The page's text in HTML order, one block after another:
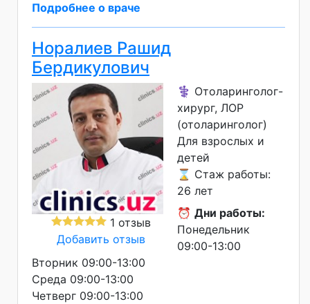
Подробнее о враче
Норалиев Рашид
Бердикулович
1 отзыв
Добавить отзыв
⚕️ Отоларинголог-
хирург, ЛОР
(отоларинголог)
Для взрослых и
детей
⌛ Стаж работы:
26 лет
⏰ Дни работы:
Понедельник
09:00-13:00
Вторник 09:00-13:00
Среда 09:00-13:00
Четверг 09:00-13:00